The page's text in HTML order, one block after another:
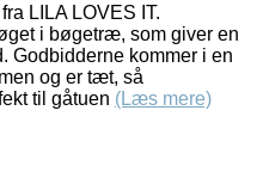
LILA LOVES IT.
i bøgetræ, som giver en
Godbidderne kommer i en
og er tæt, så
til gåtuen (Læs mere)